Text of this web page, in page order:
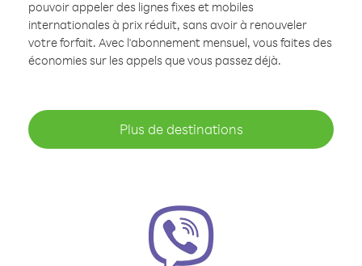
pouvoir appeler des lignes fixes et mobiles
internationales à prix réduit, sans avoir à renouveler
votre forfait. Avec l'abonnement mensuel, vous faites des
économies sur les appels que vous passez déjà.
Plus de destinations